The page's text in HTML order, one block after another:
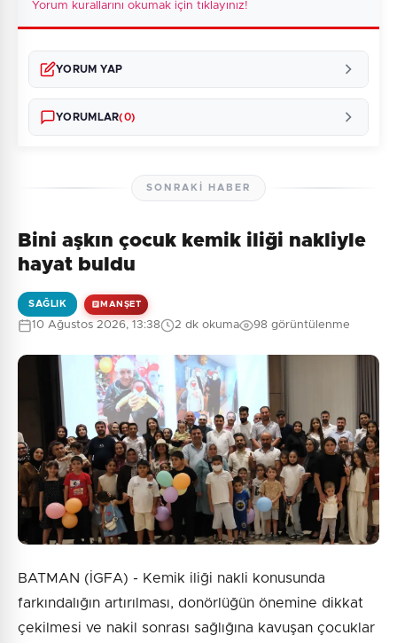
Yorum kurallarını okumak için tıklayınız!
YORUM YAP
Güvenlik Sorusu:
5 + 6 = ?
Gönder
YORUMLAR(0)
Henüz yorum yapılmamış. İlk yorumu siz yapın!
SONRAKI HABER
Bini aşkın çocuk kemik iliği nakliyle
hayat buldu
SAĞLIK MANŞET
10 Ağustos 2026, 13:38 2 dk okuma 98 görüntülenme
BATMAN (İGFA) - Kemik iliği nakli konusunda
farkındalığın artırılması, donörlüğün önemine dikkat
çekilmesi ve nakil sonrası sağlığına kavuşan çocuklar